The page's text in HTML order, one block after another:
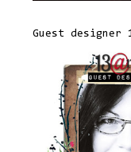
Guest designer